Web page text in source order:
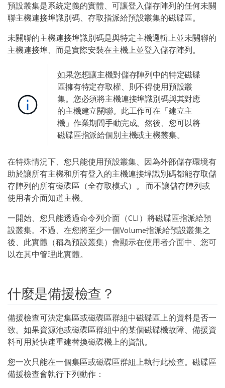
預設叢集是系統定義的實體、可讓登入儲存陣列的任何未關
聯主機連接埠識別碼、存取指派給預設叢集的磁碟區。
未關聯的主機連接埠識別碼是與特定主機邏輯上並未關聯的
主機連接埠、而是實際安裝在主機上並登入儲存陣列。
如果您想讓主機對儲存陣列中的特定磁碟
區擁有特定存取權、則不得使用預設叢
集。您必須將主機連接埠識別碼與其對應
的主機建立關聯。此工作可在「建立主
機」作業期間手動完成。然後、您可以將
磁碟區指派給個別主機或主機叢集。
在特殊情況下、您只能使用預設叢集、因為外部儲存環境有
助於讓所有主機和所有登入的主機連接埠識別碼都能存取儲
存陣列的所有磁碟區（全存取模式）。 而不讓儲存陣列或
使用者介面知道主機。
一開始、您只能透過命令列介面（CLI）將磁碟區指派給預
設叢集。不過、在您將至少一個Volume指派給預設叢集之
後、此實體（稱為預設叢集）會顯示在使用者介面中、您可
以在其中管理此實體。
什麼是備援檢查？
備援檢查可決定集區或磁碟區群組中磁碟區上的資料是否一
致。如果資源池或磁碟區群組中的某個磁碟機故障、備援資
料可用於快速重建替換磁碟機上的資訊。
您一次只能在一個集區或磁碟區群組上執行此檢查。磁碟區
備援檢查會執行下列動作：